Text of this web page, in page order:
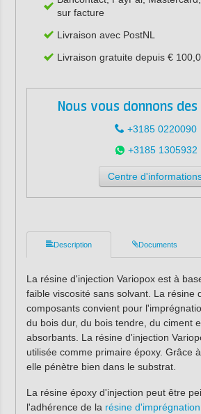
sur facture
Livraison avec PostNL
Livraison gratuite depuis €
Nous vous donnons des
+3185 0220090
+3185 1305932
Centre
Description Documents
La résine d'injection Variopox est à
faible viscosité sans solvant. La résine
composants convient pour
du bois dur, du bois tendre, du ciment
absorbants. La résine d'injection
utilisée comme primaire époxy. Grâce
elle pénètre bien dans le substrat.
La résine époxy d'injection peut être
l'adhérence de la résine